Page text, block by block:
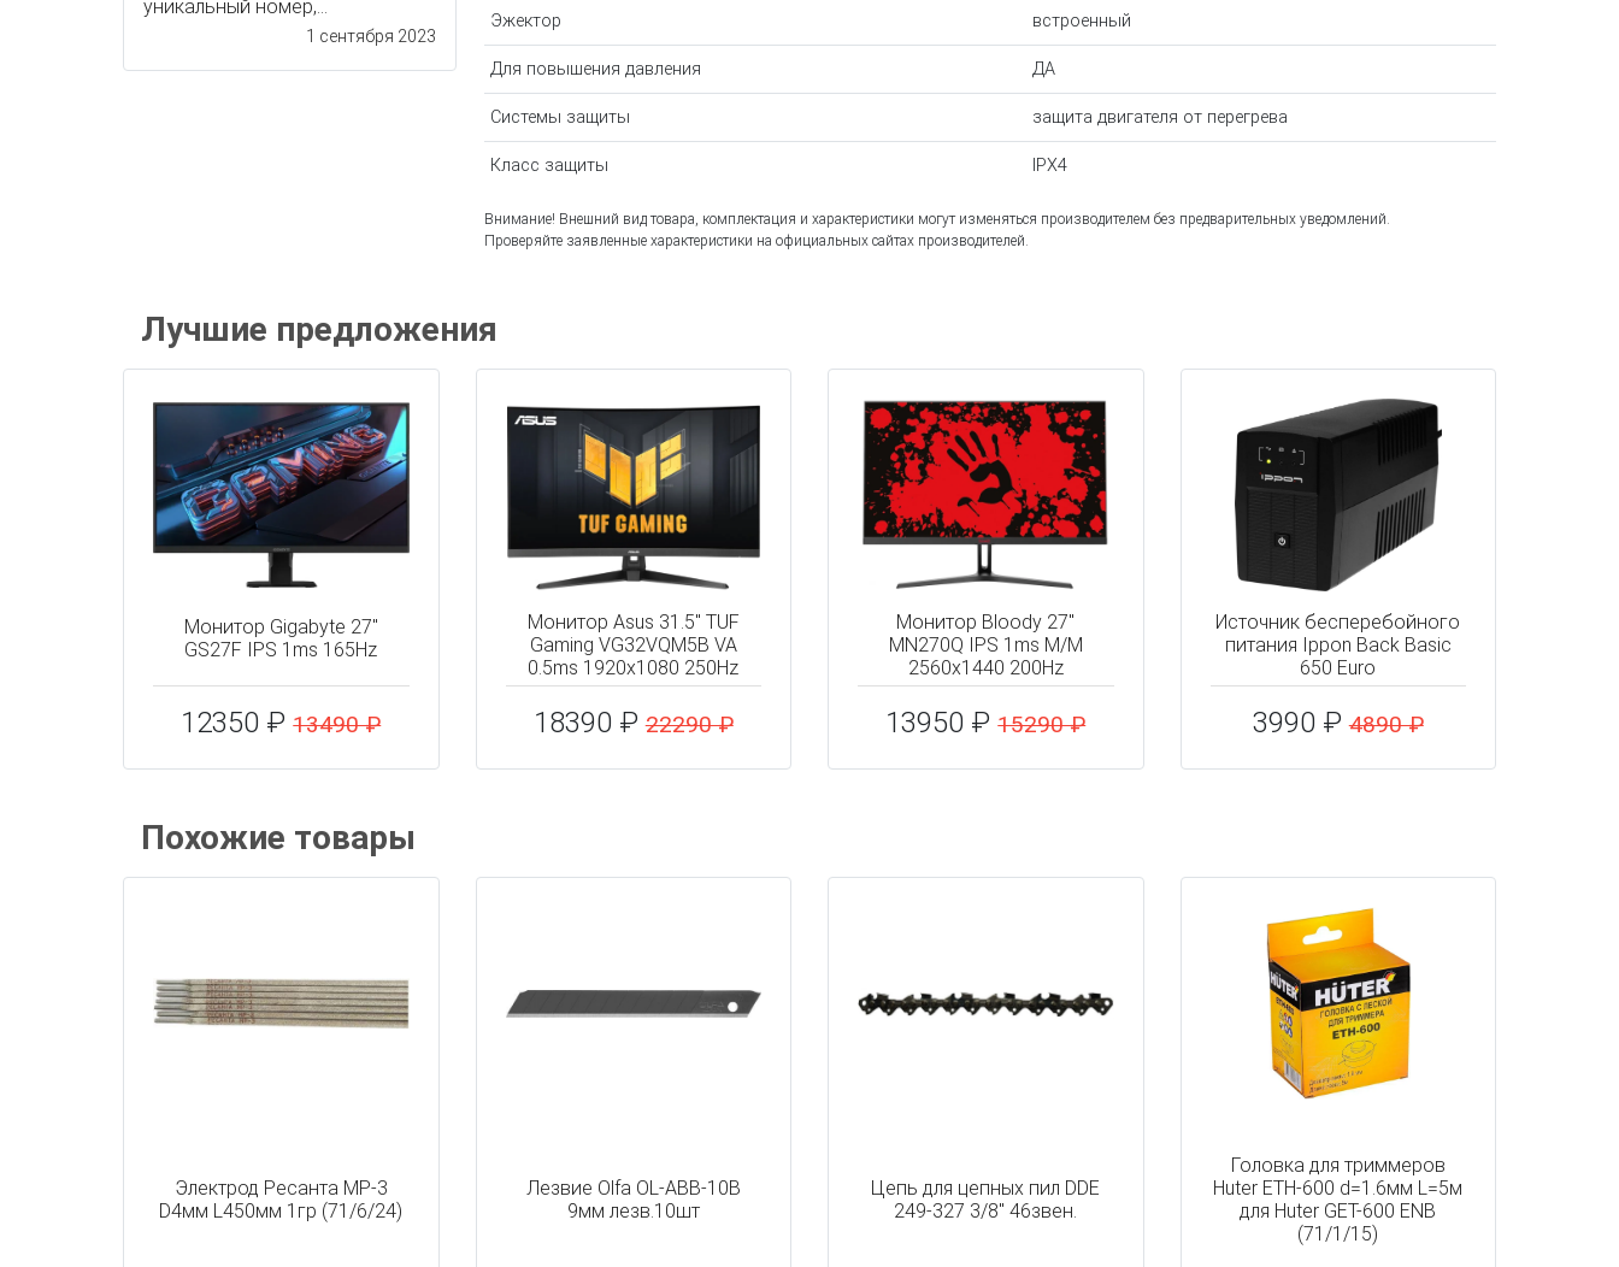
уникальный номер,...
1 сентября 2023
Эжектор встроенный
Для повышения давления ДА
Системы защиты защита двигателя от перегрева
Класс защиты IPX4
Внимание! Внешний вид товара, комплектация и характеристики могут изменяться производителем без предварительных уведомлений.
Проверяйте заявленные характеристики на официальных сайтах производителей.
Лучшие предложения
Монитор Gigabyte 27"
GS27F IPS 1ms 165Hz
12350 ₽13490 ₽
Монитор Asus 31.5" TUF
Gaming VG32VQM5B VA
0.5ms 1920x1080 250Hz
18390 ₽22290 ₽
Монитор Bloody 27"
MN270Q IPS 1ms M/M
2560x1440 200Hz
13950 ₽15290 ₽
Источник бесперебойного
питания Ippon Back Basic
650 Euro
3990 ₽4890 ₽
Похожие товары
Электрод Ресанта МР-3
D4мм L450мм 1гр (71/6/24)
Лезвие Olfa OL-ABB-10B
9мм лезв.10шт
Цепь для цепных пил DDE
249-327 3/8" 46звен.
Головка для триммеров
Huter ETH-600 d=1.6мм L=5м
для Huter GET-600 ENB
(71/1/15)